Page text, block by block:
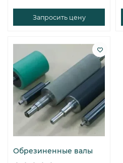
Запросить цену
Обрезиненные валы